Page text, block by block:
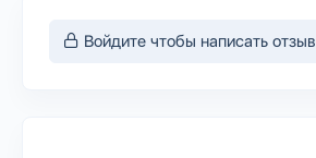
Войдите чтобы написать отзыв